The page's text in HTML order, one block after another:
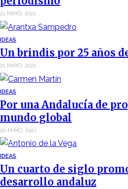
21 MAYO, 2021
IDEAS
Un brindis por 25 años
21 MAYO, 2021
IDEAS
Por una Andalucía de
mundo global
20 MAYO, 2021
IDEAS
Un cuarto de siglo
desarrollo andaluz